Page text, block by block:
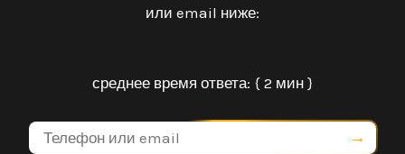
или email ниже:
среднее время ответа: { 2 мин }
→